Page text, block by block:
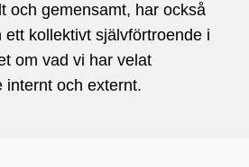
och gemensamt, har också
kollektivt självförtroende i
om vad vi har velat
internt och externt.